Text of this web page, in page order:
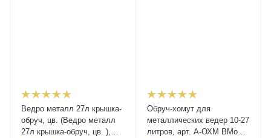
Ведро металл 27л крышка-
обруч, цв. (Ведро металл
27л крышка-обруч, цв. ),
Обруч-хомут для
металлических ведер 10-27
литров, арт. А-ОХМ ВМо